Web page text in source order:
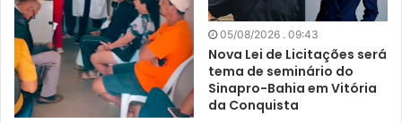
05/08/2026 . 09:43
Nova Lei de Licitações será
tema de seminário do
Sinapro-Bahia em Vitória
da Conquista